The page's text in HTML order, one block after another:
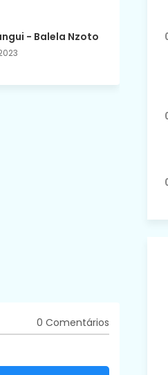
- Balela Nzoto
0 Comentários